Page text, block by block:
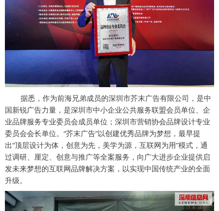
据悉，作为前海兄弟成员的深圳市芥末广告有限公司，是中
国新锐广告力量，是深圳市中小企业公共服务联盟会员单位、企
业品牌服务专业委员会成员单位；深圳市营销协会品牌设计专业
委员会会长单位。“芥末广告”以创建优秀品牌为梦想，最早提
出“顶层设计为体，创意为先，美学为源，互联网为用”模式，通
过调研、厘定、创意与推广等全案服务，向广大进步企业提供启
发未来梦想的互联网品牌解决方案，以实现中国传统产业的全面
升级。